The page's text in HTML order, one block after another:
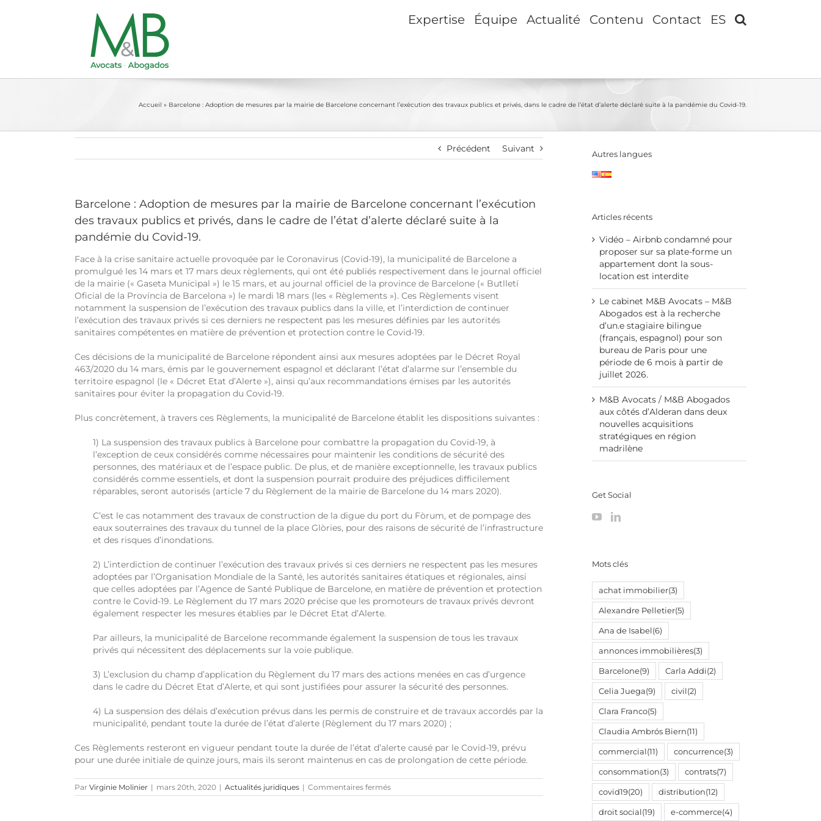
Expertise Équipe Actualité Contenu Contact ES
Accueil » Barcelone : Adoption de mesures par la mairie de Barcelone concernant l’exécution des travaux publics et privés, dans le cadre de l’état d’alerte déclaré suite à la pandémie du Covid-19.
Précédent Suivant
Barcelone : Adoption de mesures par la mairie de Barcelone concernant l’exécution
des travaux publics et privés, dans le cadre de l’état d’alerte déclaré suite à la
pandémie du Covid-19.
Face à la crise sanitaire actuelle provoquée par le Coronavirus (Covid-19), la municipalité de Barcelone a
promulgué les 14 mars et 17 mars deux règlements, qui ont été publiés respectivement dans le journal officiel
de la mairie (« Gaseta Municipal ») le 15 mars, et au journal officiel de la province de Barcelone (« Butlletí
Oficial de la Província de Barcelona ») le mardi 18 mars (les « Règlements »). Ces Règlements visent
notamment la suspension de l’exécution des travaux publics dans la ville, et l’interdiction de continuer
l’exécution des travaux privés si ces derniers ne respectent pas les mesures définies par les autorités
sanitaires compétentes en matière de prévention et protection contre le Covid-19.
Ces décisions de la municipalité de Barcelone répondent ainsi aux mesures adoptées par le Décret Royal
463/2020 du 14 mars, émis par le gouvernement espagnol et déclarant l’état d’alarme sur l’ensemble du
territoire espagnol (le « Décret Etat d’Alerte »), ainsi qu’aux recommandations émises par les autorités
sanitaires pour éviter la propagation du Covid-19.
Plus concrètement, à travers ces Règlements, la municipalité de Barcelone établit les dispositions suivantes :
1) La suspension des travaux publics à Barcelone pour combattre la propagation du Covid-19, à
l’exception de ceux considérés comme nécessaires pour maintenir les conditions de sécurité des
personnes, des matériaux et de l’espace public. De plus, et de manière exceptionnelle, les travaux publics
considérés comme essentiels, et dont la suspension pourrait produire des préjudices difficilement
réparables, seront autorisés (article 7 du Règlement de la mairie de Barcelone du 14 mars 2020).
C’est le cas notamment des travaux de construction de la digue du port du Fòrum, et de pompage des
eaux souterraines des travaux du tunnel de la place Glòries, pour des raisons de sécurité de l’infrastructure
et des risques d’inondations.
2) L’interdiction de continuer l’exécution des travaux privés si ces derniers ne respectent pas les mesures
adoptées par l’Organisation Mondiale de la Santé, les autorités sanitaires étatiques et régionales, ainsi
que celles adoptées par l’Agence de Santé Publique de Barcelone, en matière de prévention et protection
contre le Covid-19. Le Règlement du 17 mars 2020 précise que les promoteurs de travaux privés devront
également respecter les mesures établies par le Décret Etat d’Alerte.
Par ailleurs, la municipalité de Barcelone recommande également la suspension de tous les travaux
privés qui nécessitent des déplacements sur la voie publique.
3) L’exclusion du champ d’application du Règlement du 17 mars des actions menées en cas d’urgence
dans le cadre du Décret Etat d’Alerte, et qui sont justifiées pour assurer la sécurité des personnes.
4) La suspension des délais d’exécution prévus dans les permis de construire et de travaux accordés par la
municipalité, pendant toute la durée de l’état d’alerte (Règlement du 17 mars 2020) ;
Ces Règlements resteront en vigueur pendant toute la durée de l’état d’alerte causé par le Covid-19, prévu
pour une durée initiale de quinze jours, mais ils seront maintenus en cas de prolongation de cette période.
Par Virginie Molinier | mars 20th, 2020 | Actualités juridiques | Commentaires ferméssur
Barcelone
Autres langues
Articles récents
Vidéo – Airbnb condamné pour
proposer sur sa plate-forme un
appartement dont la sous-
location est interdite
Le cabinet M&B Avocats – M&B
Abogados est à la recherche
d’un.e stagiaire bilingue
(français, espagnol) pour son
bureau de Paris pour une
période de 6 mois à partir de
juillet 2026.
M&B Avocats / M&B Abogados
aux côtés d’Alderan dans deux
nouvelles acquisitions
stratégiques en région
madrilène
Get Social
Mots clés
achat immobilier(3)
Alexandre Pelletier(5)
Ana de Isabel (6)
annonces immobilières(3)
Barcelone(9) Carla Addi(2)
Celia Juega(9) civil (2)
Clara Franco(5)
Claudia Ambrós Biern(11)
commercial (11) concurrence(3)
consommation(3) contrats(7)
covid19(20) distribution(12)
droit social (19) e-commerce(4)